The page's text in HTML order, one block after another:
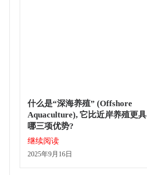
什么是“深海养殖” (Offshore
Aquaculture), 它比近岸养殖更具
哪三项优势?
继续阅读
2025年9月16日